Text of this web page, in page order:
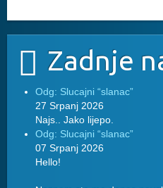
Zadnje
Odg: Slucajni “slanac”
27 Srpanj 2026
Najs.. Jako lijepo.
Odg: Slucajni “slanac”
07 Srpanj 2026
Hello!